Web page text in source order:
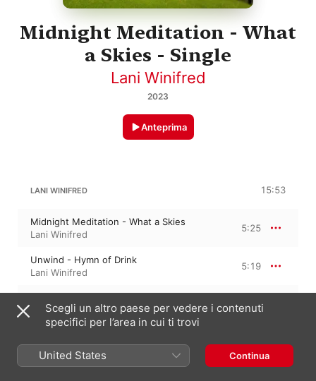
Midnight Meditation - What
a Skies - Single
Lani Winifred
2023
Anteprima
LANI WINIFRED 15:53
Midnight Meditation - What a Skies
Lani Winifred
5:25
Unwind - Hymn of Drink
Lani Winifred
5:19
Lani Winifred
5:09
7 aprile 2023
Scegli un altro paese per vedere i contenuti
specifici per l’area in cui ti trovi
United States Continua